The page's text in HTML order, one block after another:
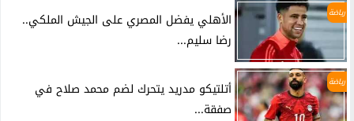
رياضة
الأهلي يفضل المصري على الجيش الملكي..
رضا سليم...
رياضة
أتلتيكو مدريد يتحرك لضم محمد صلاح في
صفقة...